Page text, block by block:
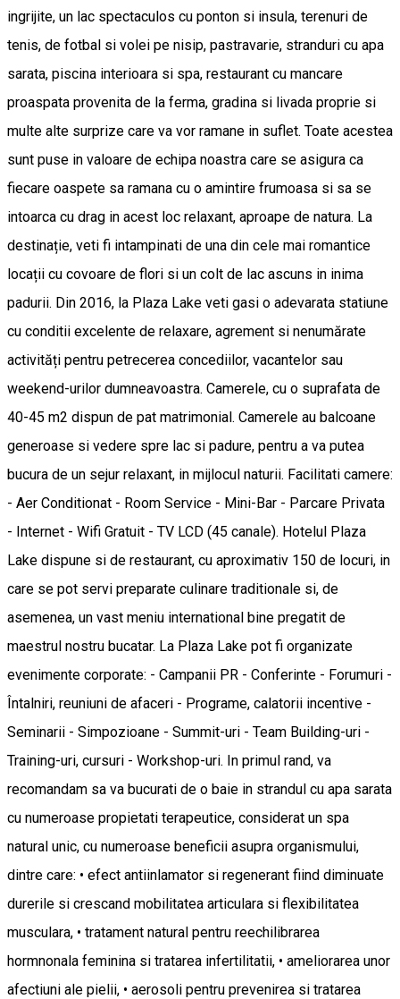
ingrijite, un lac spectaculos cu ponton si insula, terenuri de
tenis, de fotbal si volei pe nisip, pastravarie, stranduri cu apa
sarata, piscina interioara si spa, restaurant cu mancare
proaspata provenita de la ferma, gradina si livada proprie si
multe alte surprize care va vor ramane in suflet. Toate acestea
sunt puse in valoare de echipa noastra care se asigura ca
fiecare oaspete sa ramana cu o amintire frumoasa si sa se
intoarca cu drag in acest loc relaxant, aproape de natura. La
destinație, veti fi intampinati de una din cele mai romantice
locații cu covoare de flori si un colt de lac ascuns in inima
padurii. Din 2016, la Plaza Lake veti gasi o adevarata statiune
cu conditii excelente de relaxare, agrement si nenumărate
activități pentru petrecerea concediilor, vacantelor sau
weekend-urilor dumneavoastra. Camerele, cu o suprafata de
40-45 m2 dispun de pat matrimonial. Camerele au balcoane
generoase si vedere spre lac si padure, pentru a va putea
bucura de un sejur relaxant, in mijlocul naturii. Facilitati camere:
- Aer Conditionat - Room Service - Mini-Bar - Parcare Privata
- Internet - Wifi Gratuit - TV LCD (45 canale). Hotelul Plaza
Lake dispune si de restaurant, cu aproximativ 150 de locuri, in
care se pot servi preparate culinare traditionale si, de
asemenea, un vast meniu international bine pregatit de
maestrul nostru bucatar. La Plaza Lake pot fi organizate
evenimente corporate: - Campanii PR - Conferinte - Forumuri -
Întalniri, reuniuni de afaceri - Programe, calatorii incentive -
Seminarii - Simpozioane - Summit-uri - Team Building-uri -
Training-uri, cursuri - Workshop-uri. In primul rand, va
recomandam sa va bucurati de o baie in strandul cu apa sarata
cu numeroase propietati terapeutice, considerat un spa
natural unic, cu numeroase beneficii asupra organismului,
dintre care: • efect antiinlamator si regenerant fiind diminuate
durerile si crescand mobilitatea articulara si flexibilitatea
musculara, • tratament natural pentru reechilibrarea
hormnonala feminina si tratarea infertilitatii, • ameliorarea unor
afectiuni ale pielii, • aerosoli pentru prevenirea si tratarea